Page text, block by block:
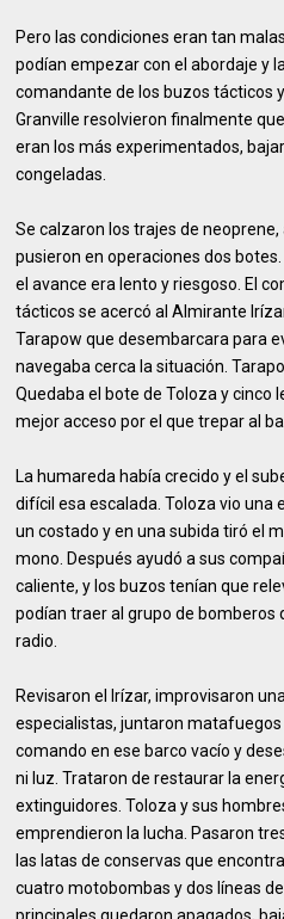
Pero las condiciones eran tan
podían empezar con el abordaje y
comandante de los buzos tácticos
Granville resolvieron finalmente
eran los más experimentados,
congeladas.
Se calzaron los trajes de
pusieron en operaciones dos
el avance era lento y riesgoso. El
tácticos se acercó al Almirante
Tarapow que desembarcara para
navegaba cerca la situación.
Quedaba el bote de Toloza y cinco
mejor acceso por el que trepar al
La humareda había crecido y el
difícil esa escalada. Toloza vio una
un costado y en una subida tiró el
mono. Después ayudó a sus
caliente, y los buzos tenían que
podían traer al grupo de bomberos
radio.
Revisaron el Irízar, improvisaron
especialistas, juntaron
comando en ese barco vacío y
ni luz. Trataron de restaurar la
extinguidores. Toloza y sus
emprendieron la lucha. Pasaron
las latas de conservas que
cuatro motobombas y dos líneas